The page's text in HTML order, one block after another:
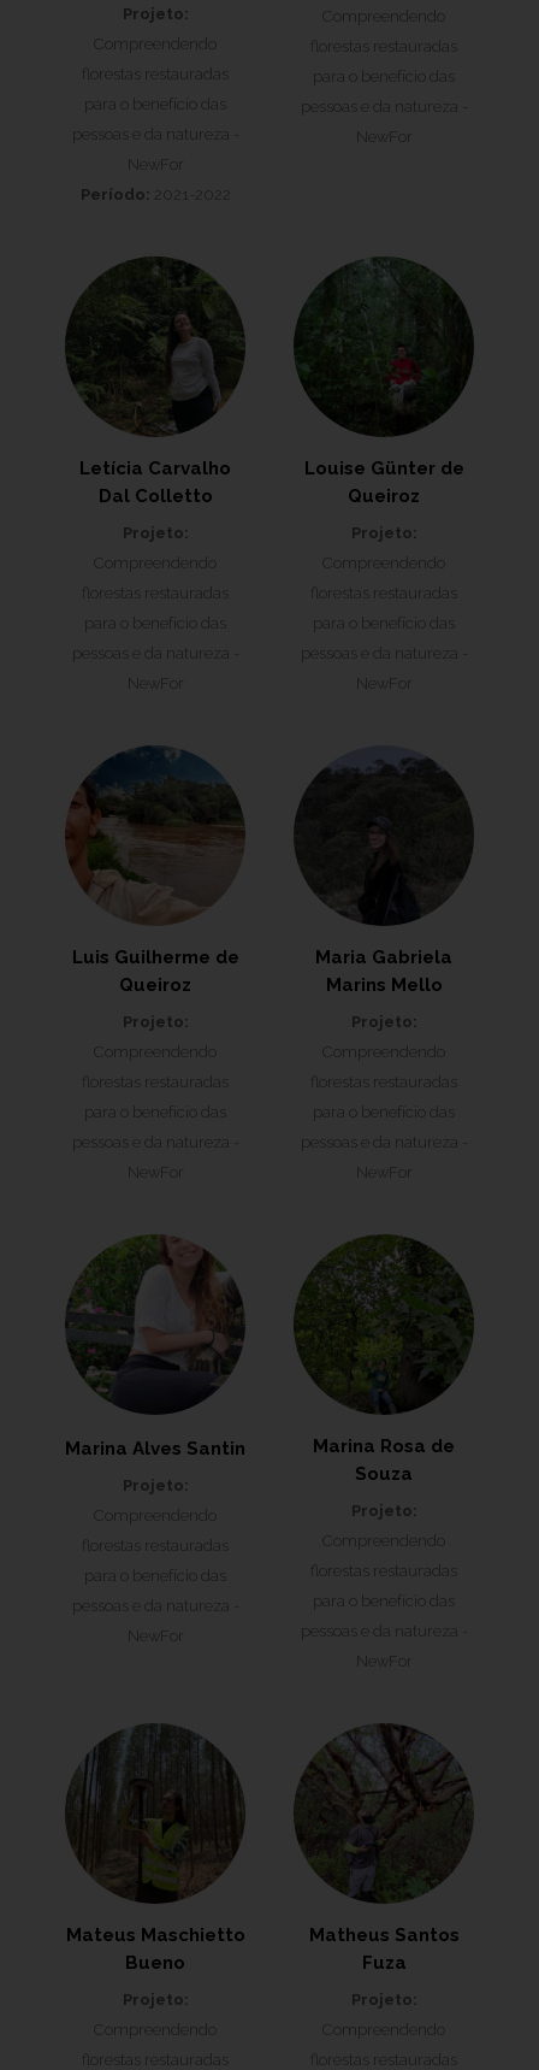
Projeto:
Compreendendo
florestas restauradas
para o benefício das
pessoas e da natureza -
NewFor
Período: 2021-2022
Compreendendo
florestas restauradas
para o benefício das
pessoas e da natureza -
NewFor
Letícia Carvalho
Dal Colletto
Projeto:
Compreendendo
florestas restauradas
para o benefício das
pessoas e da natureza -
NewFor
Louise Günter de
Queiroz
Projeto:
Compreendendo
florestas restauradas
para o benefício das
pessoas e da natureza -
NewFor
Luis Guilherme de
Queiroz
Projeto:
Compreendendo
florestas restauradas
para o benefício das
pessoas e da natureza -
NewFor
Maria Gabriela
Marins Mello
Projeto:
Compreendendo
florestas restauradas
para o benefício das
pessoas e da natureza -
NewFor
Marina Alves Santin
Projeto:
Compreendendo
florestas restauradas
para o benefício das
pessoas e da natureza -
NewFor
Marina Rosa de
Souza
Projeto:
Compreendendo
florestas restauradas
para o benefício das
pessoas e da natureza -
NewFor
Mateus Maschietto
Bueno
Projeto:
Compreendendo
florestas restauradas
Matheus Santos
Fuza
Projeto:
Compreendendo
florestas restauradas